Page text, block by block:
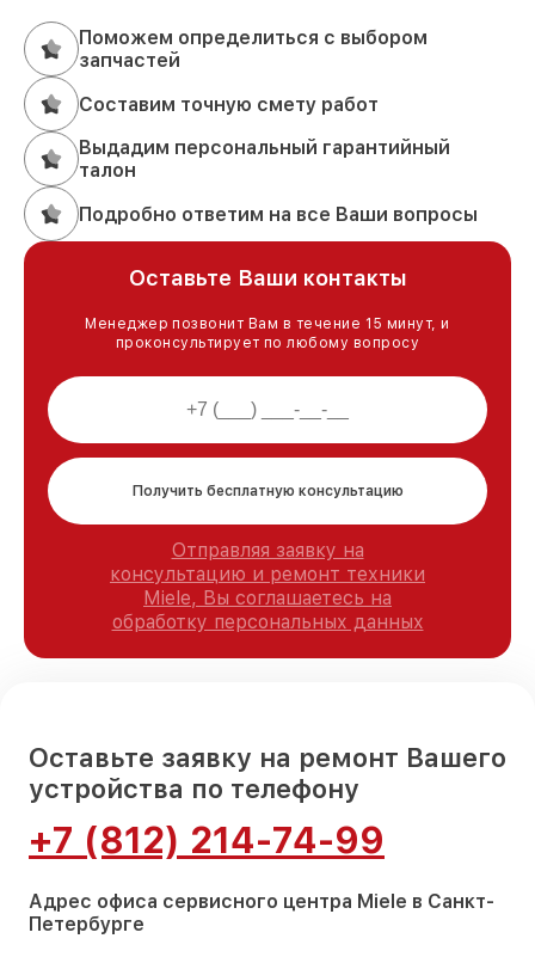
Поможем определиться с выбором
запчастей
Составим точную смету работ
Выдадим персональный гарантийный
талон
Подробно ответим на все Ваши вопросы
Оставьте Ваши контакты
Менеджер позвонит Вам в течение 15 минут, и
проконсультирует по любому вопросу
Получить бесплатную консультацию
Отправляя заявку на
консультацию и ремонт техники
Miele, Вы соглашаетесь на
обработку персональных данных
Оставьте заявку на ремонт Вашего
устройства по телефону
+7 (812) 214-74-99
Адрес офиса сервисного центра Miele в Санкт-
Петербурге